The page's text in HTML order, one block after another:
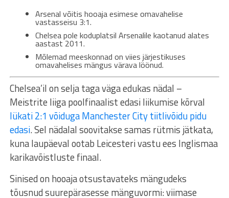
Arsenal võitis hooaja esimese omavahelise
vastasseisu 3:1.
Chelsea pole koduplatsil Arsenalile kaotanud alates
aastast 2011.
Mõlemad meeskonnad on viies järjestikuses
omavahelises mängus värava löönud.
Chelsea’il on selja taga väga edukas nädal –
Meistrite liiga poolfinaalist edasi liikumise kõrval
lükati 2:1 võiduga Manchester City tiitlivõidu pidu
edasi. Sel nädalal soovitakse samas rütmis jätkata,
kuna laupäeval ootab Leicesteri vastu ees Inglismaa
karikavõistluste finaal.
Sinised on hooaja otsustavateks mängudeks
tõusnud suurepärasesse mänguvormi: viimase